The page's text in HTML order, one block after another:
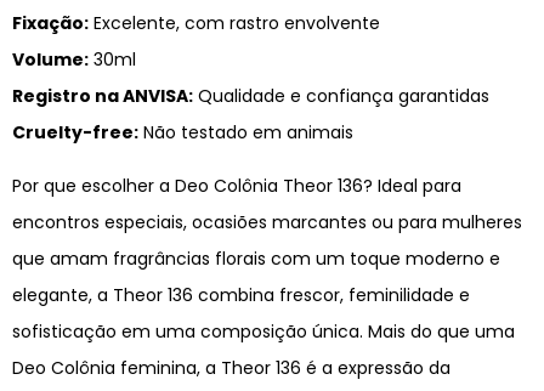
Fixação: Excelente, com rastro envolvente
Volume: 30ml
Registro na ANVISA: Qualidade e confiança garantidas
Cruelty-free: Não testado em animais
Por que escolher a Deo Colônia Theor 136? Ideal para
encontros especiais, ocasiões marcantes ou para mulheres
que amam fragrâncias florais com um toque moderno e
elegante, a Theor 136 combina frescor, feminilidade e
sofisticação em uma composição única. Mais do que uma
Deo Colônia feminina, a Theor 136 é a expressão da